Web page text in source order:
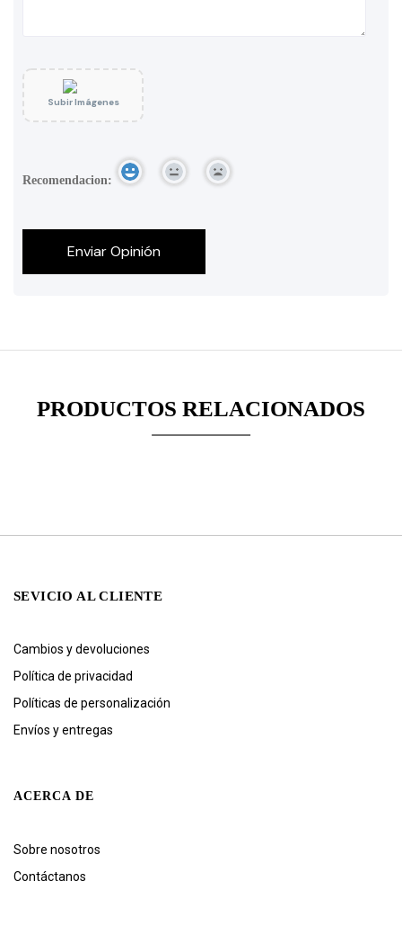
Subir Imágenes
Recomendacion:
PRODUCTOS RELACIONADOS
SEVICIO AL CLIENTE
Cambios y devoluciones
Política de privacidad
Políticas de personalización
Envíos y entregas
ACERCA DE
Sobre nosotros
Contáctanos